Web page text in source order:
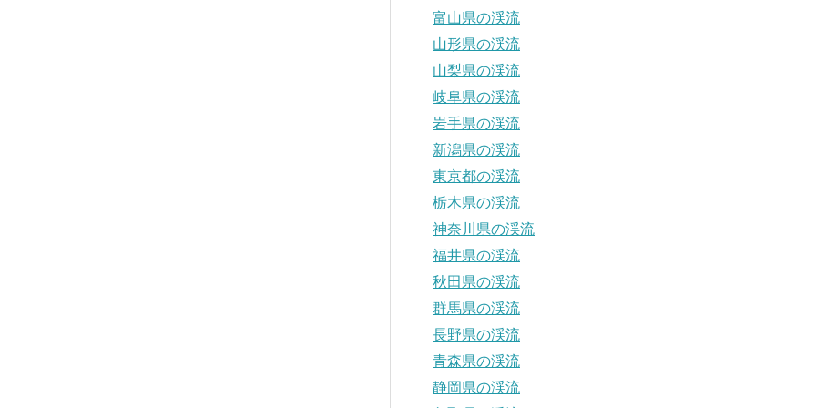
富山県の渓流
山形県の渓流
山梨県の渓流
岐阜県の渓流
岩手県の渓流
新潟県の渓流
東京都の渓流
栃木県の渓流
神奈川県の渓流
福井県の渓流
秋田県の渓流
群馬県の渓流
長野県の渓流
青森県の渓流
静岡県の渓流